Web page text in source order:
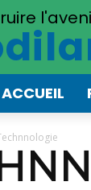
ACCUEIL